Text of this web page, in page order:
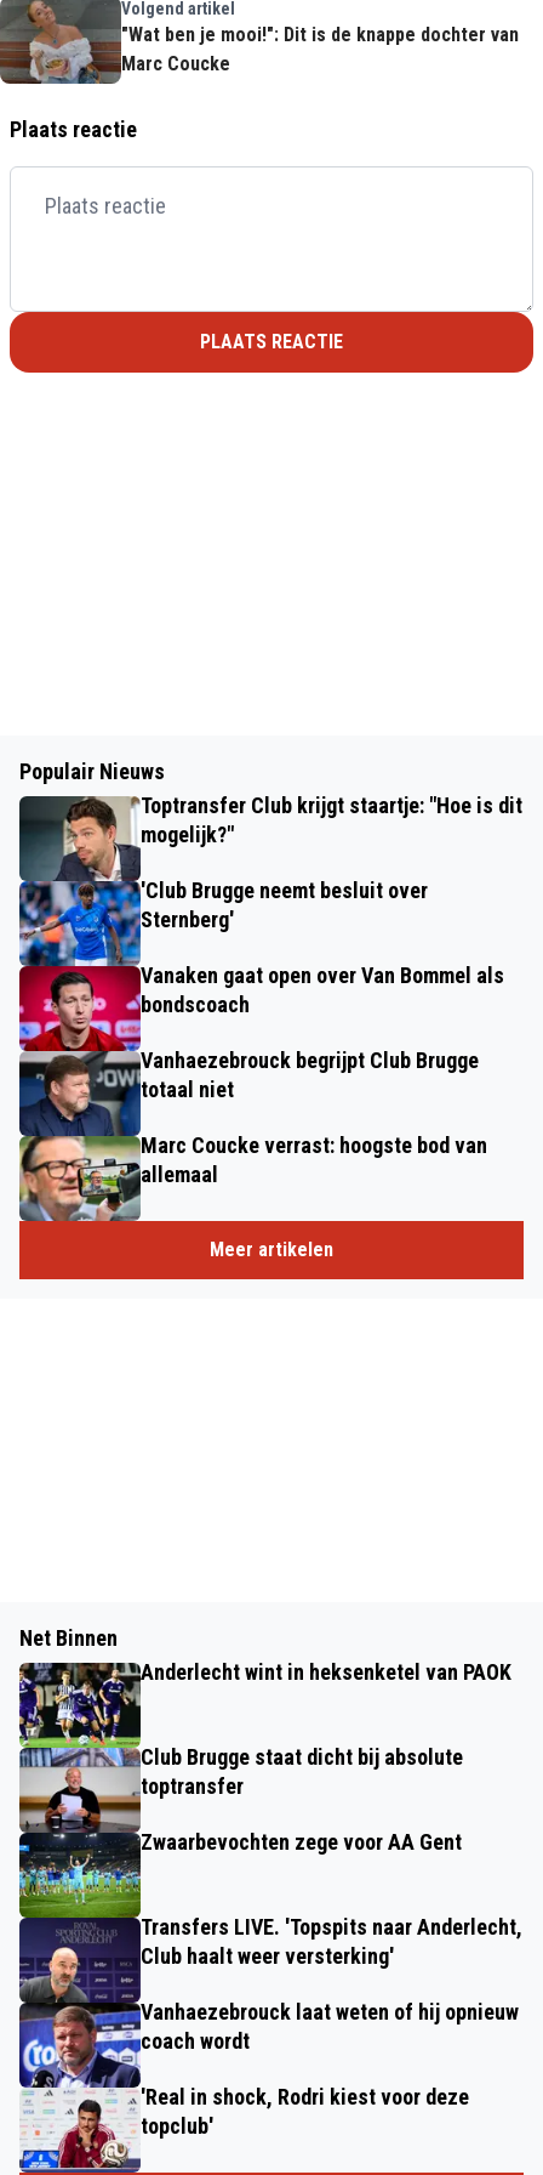
Volgend artikel
"Wat ben je mooi!": Dit is de knappe dochter van
Marc Coucke
Plaats reactie
PLAATS REACTIE
Populair Nieuws
Toptransfer Club krijgt staartje: "Hoe is dit
mogelijk?"
'Club Brugge neemt besluit over
Sternberg'
Vanaken gaat open over Van Bommel als
bondscoach
Vanhaezebrouck begrijpt Club Brugge
totaal niet
Marc Coucke verrast: hoogste bod van
allemaal
Meer artikelen
Net Binnen
Anderlecht wint in heksenketel van PAOK
Club Brugge staat dicht bij absolute
toptransfer
Zwaarbevochten zege voor AA Gent
Transfers LIVE. 'Topspits naar Anderlecht,
Club haalt weer versterking'
Vanhaezebrouck laat weten of hij opnieuw
coach wordt
'Real in shock, Rodri kiest voor deze
topclub'